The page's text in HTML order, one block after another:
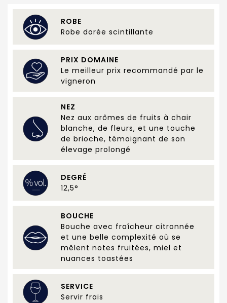
ROBE
Robe dorée scintillante
PRIX DOMAINE
Le meilleur prix recommandé par le
vigneron
NEZ
Nez aux arômes de fruits à chair
blanche, de fleurs, et une touche
de brioche, témoignant de son
élevage prolongé
DEGRÉ
12,5°
BOUCHE
Bouche avec fraîcheur citronnée
et une belle complexité où se
mêlent notes fruitées, miel et
nuances toastées
SERVICE
Servir frais